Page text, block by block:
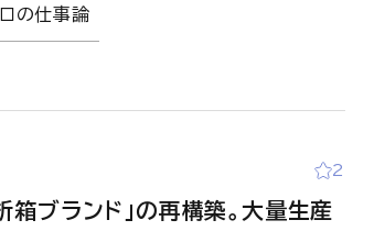
の仕事論
2
箱ブランド」の再構築。大量生産